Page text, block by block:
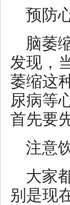
预防
脑萎
发现，
萎缩这
尿病等
首先要
注意
大家
别是现